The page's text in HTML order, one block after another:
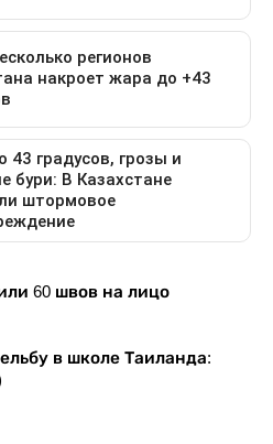
60 швов на лицо
в школе Таиланда: